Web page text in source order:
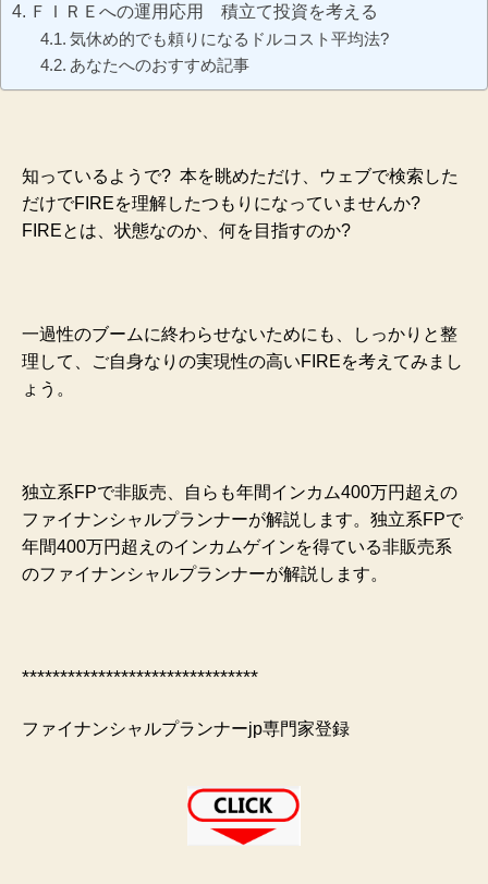
ＦＩＲＥへの運用応用 積立て投資を考える
気休め的でも頼りになるドルコスト平均法?
あなたへのおすすめ記事
知っているようで? 本を眺めただけ、ウェブで検索した
だけでFIREを理解したつもりになっていませんか?
FIREとは、状態なのか、何を目指すのか?
一過性のブームに終わらせないためにも、しっかりと整
理して、ご自身なりの実現性の高いFIREを考えてみまし
ょう。
独立系FPで非販売、自らも年間インカム400万円超えの
ファイナンシャルプランナーが解説します。独立系FPで
年間400万円超えのインカムゲインを得ている非販売系
のファイナンシャルプランナーが解説します。
*******************************
ファイナンシャルプランナーjp専門家登録